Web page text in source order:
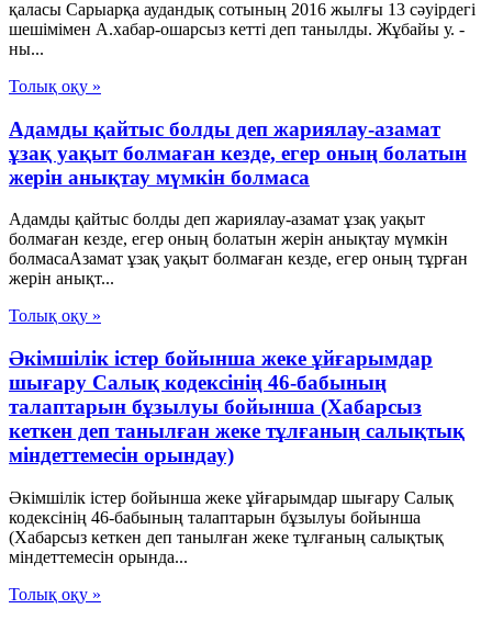
қаласы Сарыарқа аудандық сотының 2016 жылғы 13 сәуірдегі
шешімімен А.хабар-ошарсыз кетті деп танылды. Жұбайы у. -
ны...
Толық оқу »
Адамды қайтыс болды деп жариялау-азамат
ұзақ уақыт болмаған кезде, егер оның болатын
жерін анықтау мүмкін болмаса
Адамды қайтыс болды деп жариялау-азамат ұзақ уақыт
болмаған кезде, егер оның болатын жерін анықтау мүмкін
болмасаАзамат ұзақ уақыт болмаған кезде, егер оның тұрған
жерін анықт...
Толық оқу »
Әкімшілік істер бойынша жеке ұйғарымдар
шығару Салық кодексінің 46-бабының
талаптарын бұзылуы бойынша (Хабарсыз
кеткен деп танылған жеке тұлғаның салықтық
міндеттемесін орындау)
Әкімшілік істер бойынша жеке ұйғарымдар шығару Салық
кодексінің 46-бабының талаптарын бұзылуы бойынша
(Хабарсыз кеткен деп танылған жеке тұлғаның салықтық
міндеттемесін орында...
Толық оқу »